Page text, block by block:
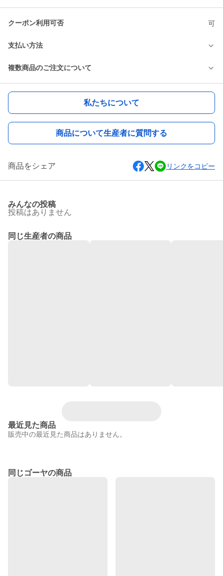
クーポン利用可否 可
支払い方法
複数商品のご注文について
私たちについて
商品について生産者に質問する
商品をシェア リンクをコピー
みんなの投稿
投稿はありません
同じ生産者の商品
最近見た商品
販売中の最近見た商品はありません。
同じゴーヤの商品